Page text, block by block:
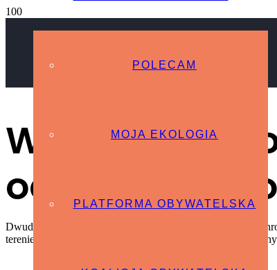
POLECAM
MOJA EKOLOGIA
PLATFORMA OBYWATELSKA
Wyjazdowe
ochrony
Dwudniowa wizytacja (29-30 października br.) Komisji
terenie z zagrożeniami środowiskowymi ze strony